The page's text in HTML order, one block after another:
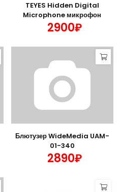
TEYES Hidden Digital
Microphone микрофон
2900₽
Блютузер WideMedia UAM-
01-340
2890₽